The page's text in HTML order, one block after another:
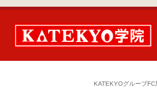
KATEKYOグループFC